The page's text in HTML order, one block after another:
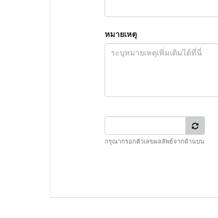
หมายเหตุ
กรุณากรอกตัวเลขผลลัพธ์จากด้านบน